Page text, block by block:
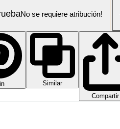
No se requiere atribución!
Similar
Compartir